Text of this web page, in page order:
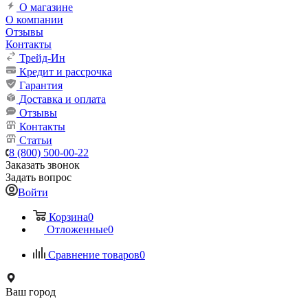
О магазине
О компании
Отзывы
Контакты
Трейд-Ин
Кредит и рассрочка
Гарантия
Доставка и оплата
Отзывы
Контакты
Статьи
8 (800) 500-00-22
Заказать звонок
Задать вопрос
Войти
Корзина0
Отложенные0
Сравнение товаров0
Ваш город